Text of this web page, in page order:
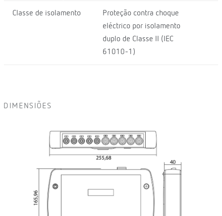
Classe de isolamento
Proteção contra choque
eléctrico por isolamento
duplo de Classe II (IEC
61010-1)
DIMENSIÕES